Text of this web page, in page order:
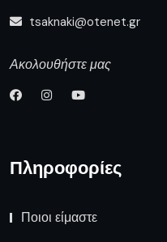
tsaknaki@otenet.gr
Ακολουθήστε μας
Πληροφορίες
Ποιοι είμαστε